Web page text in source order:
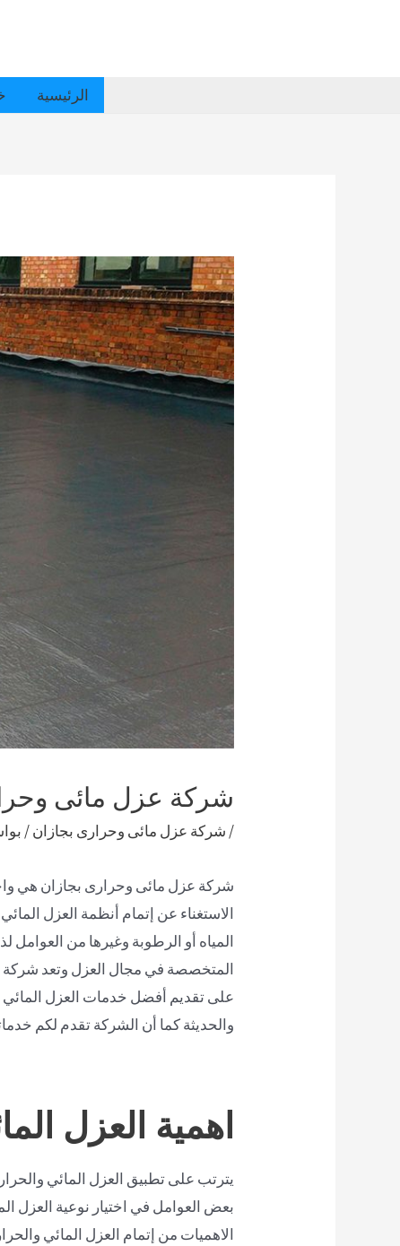
الرئيسية
شركة عزل مائى
/ شركة عزل مائى وحرارى بجازان/
شركة عزل مائى وحرارى بجازان هي
الاستغناء عن إتمام أنظمة العزل
المياه أو الرطوبة وغيرها من العوامل
المتخصصة في مجال العزل وتعد شركة
على تقديم أفضل خدمات العزل المائي
والحديثة كما أن الشركة تقدم لكم
اهمية العزل
يترتب على تطبيق العزل المائي
بعض العوامل في اختيار نوعية العزل
الاهميات من إتمام العزل المائي